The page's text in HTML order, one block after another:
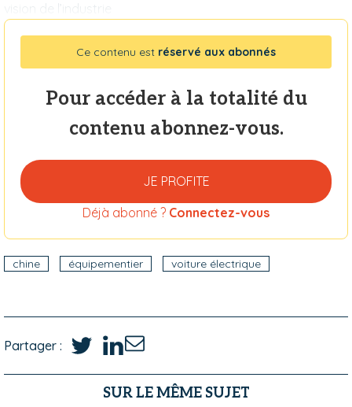
Ce contenu est réservé aux abonnés
Pour accéder à la totalité du
contenu abonnez-vous.
JE PROFITE
Déjà abonné ? Connectez-vous
chine équipementier voiture électrique
Partager :
SUR LE MÊME SUJET